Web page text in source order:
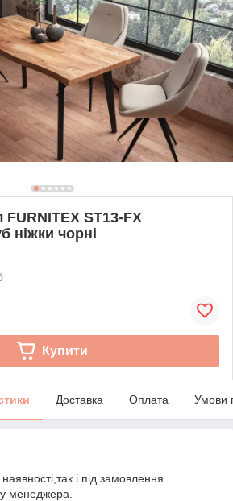
FURNITEX ST13-FX
ніжки чорні
Купити
Доставка Оплата Умови
і під замовлення.
менеджера.